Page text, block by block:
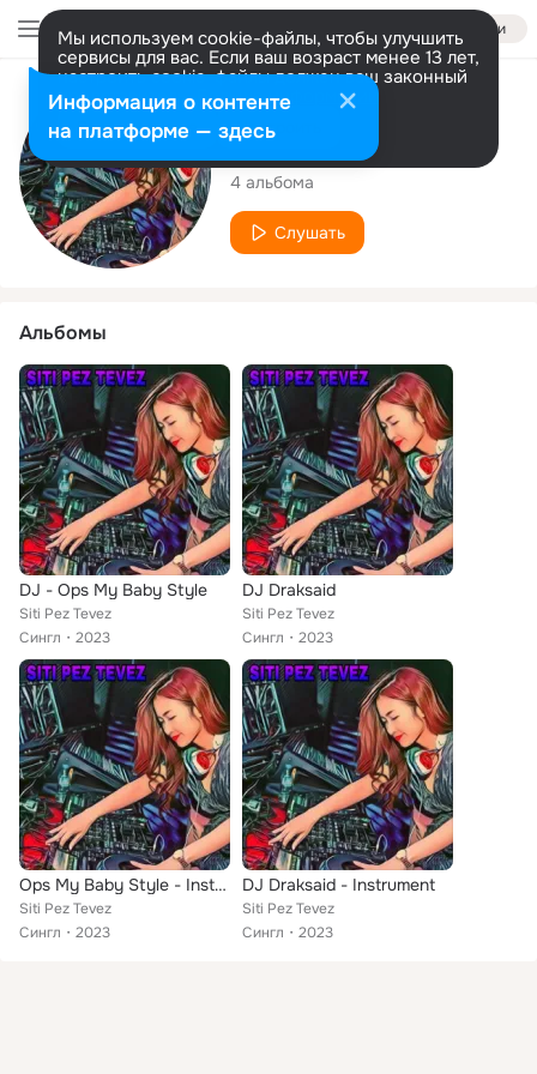
Войти
Мы используем cookie-файлы, чтобы улучшить
сервисы для вас. Если ваш возраст менее 13 лет,
настроить cookie-файлы должен ваш законный
представитель. Больше информации
Разрешить все Настроить
Исполнитель
Siti Pez Tevez
4 альбома
Слушать
Альбомы
DJ - Ops My Baby Style
Siti Pez Tevez
Сингл
2023
DJ Draksaid
Siti Pez Tevez
Сингл
2023
Ops My Baby Style - Instrumental
Siti Pez Tevez
Сингл
2023
DJ Draksaid - Instrument
Siti Pez Tevez
Сингл
2023
Информация о контенте
на платформе — здесь